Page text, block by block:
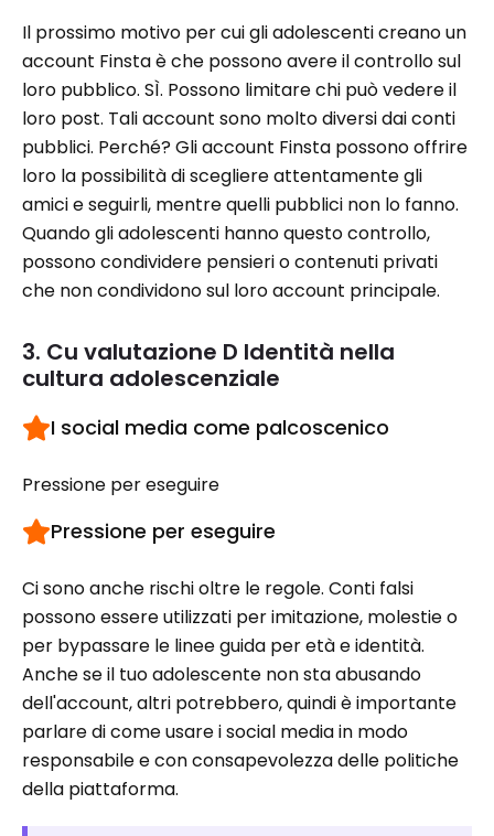
Il prossimo motivo per cui gli adolescenti creano un
account Finsta è che possono avere il controllo sul
loro pubblico. SÌ. Possono limitare chi può vedere il
loro post. Tali account sono molto diversi dai conti
pubblici. Perché? Gli account Finsta possono offrire
loro la possibilità di scegliere attentamente gli
amici e seguirli, mentre quelli pubblici non lo fanno.
Quando gli adolescenti hanno questo controllo,
possono condividere pensieri o contenuti privati
che non condividono sul loro account principale.
3. Cu valutazione D Identità nella
cultura adolescenziale
I social media come palcoscenico
Pressione per eseguire
Pressione per eseguire
Ci sono anche rischi oltre le regole. Conti falsi
possono essere utilizzati per imitazione, molestie o
per bypassare le linee guida per età e identità.
Anche se il tuo adolescente non sta abusando
dell'account, altri potrebbero, quindi è importante
parlare di come usare i social media in modo
responsabile e con consapevolezza delle politiche
della piattaforma.